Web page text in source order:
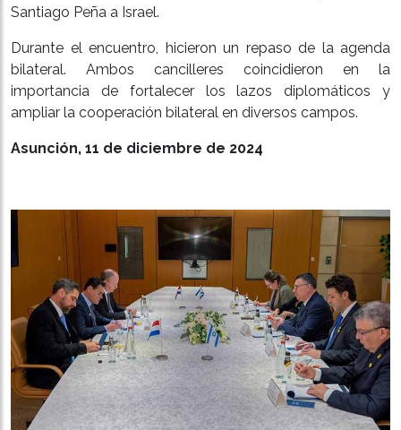
Santiago Peña a Israel.
Durante el encuentro, hicieron un repaso de la agenda
bilateral. Ambos cancilleres coincidieron en la
importancia de fortalecer los lazos diplomáticos y
ampliar la cooperación bilateral en diversos campos.
Asunción, 11 de diciembre de 2024